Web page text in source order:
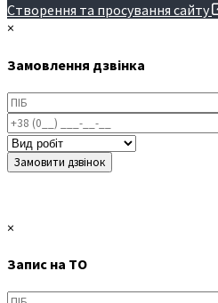
Створення та просування сайту
×
Замовлення дзвінка
×
Запис на ТО